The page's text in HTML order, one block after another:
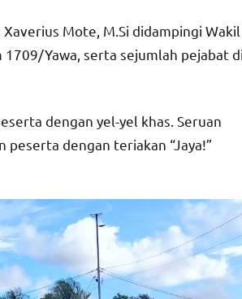
Mote, M.Si didampingi Wakil
1709/Yawa, serta sejumlah pejabat
dengan yel-yel khas. Seruan
dengan teriakan “Jaya!”